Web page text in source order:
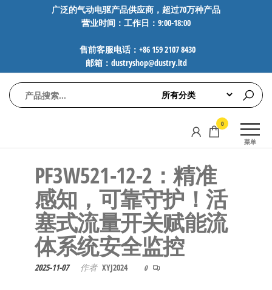
广泛的气动电驱产品供应商，超过70万种产品
营业时间：工作日：9:00-18:00
售前客服电话：+86 159 2107 8430
邮箱：dustryshop@dustry.ltd
动
FESTO、
AVENTICS等
品牌气动
元件，超
过88万种
工业自动
化零部
件，正品
保障，全
菜单
0
PF3W521-12-2：精准
感知，可靠守护！活
塞式流量开关赋能流
体系统安全监控
2025-11-07 作者 XYJ2024 0